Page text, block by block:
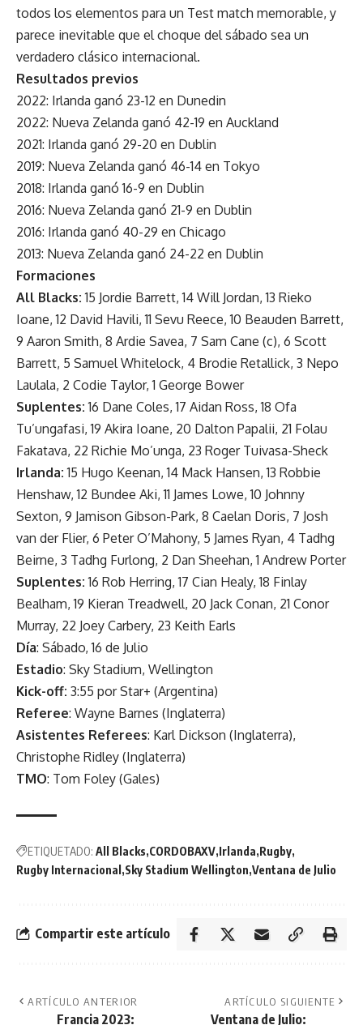
todos los elementos para un Test match memorable, y
parece inevitable que el choque del sábado sea un
verdadero clásico internacional.
Resultados previos
2022: Irlanda ganó 23-12 en Dunedin
2022: Nueva Zelanda ganó 42-19 en Auckland
2021: Irlanda ganó 29-20 en Dublin
2019: Nueva Zelanda ganó 46-14 en Tokyo
2018: Irlanda ganó 16-9 en Dublin
2016: Nueva Zelanda ganó 21-9 en Dublin
2016: Irlanda ganó 40-29 en Chicago
2013: Nueva Zelanda ganó 24-22 en Dublin
Formaciones
All Blacks: 15 Jordie Barrett, 14 Will Jordan, 13 Rieko
Ioane, 12 David Havili, 11 Sevu Reece, 10 Beauden Barrett,
9 Aaron Smith, 8 Ardie Savea, 7 Sam Cane (c), 6 Scott
Barrett, 5 Samuel Whitelock, 4 Brodie Retallick, 3 Nepo
Laulala, 2 Codie Taylor, 1 George Bower
Suplentes: 16 Dane Coles, 17 Aidan Ross, 18 Ofa
Tu’ungafasi, 19 Akira Ioane, 20 Dalton Papalii, 21 Folau
Fakatava, 22 Richie Mo’unga, 23 Roger Tuivasa-Sheck
Irlanda: 15 Hugo Keenan, 14 Mack Hansen, 13 Robbie
Henshaw, 12 Bundee Aki, 11 James Lowe, 10 Johnny
Sexton, 9 Jamison Gibson-Park, 8 Caelan Doris, 7 Josh
van der Flier, 6 Peter O’Mahony, 5 James Ryan, 4 Tadhg
Beirne, 3 Tadhg Furlong, 2 Dan Sheehan, 1 Andrew Porter
Suplentes: 16 Rob Herring, 17 Cian Healy, 18 Finlay
Bealham, 19 Kieran Treadwell, 20 Jack Conan, 21 Conor
Murray, 22 Joey Carbery, 23 Keith Earls
Día: Sábado, 16 de Julio
Estadio: Sky Stadium, Wellington
Kick-off: 3:55 por Star+ (Argentina)
Referee: Wayne Barnes (Inglaterra)
Asistentes Referees: Karl Dickson (Inglaterra),
Christophe Ridley (Inglaterra)
TMO: Tom Foley (Gales)
ETIQUETADO: All Blacks CORDOBAXV Irlanda Rugby
Rugby Internacional Sky Stadium Wellington Ventana de Julio
Compartir este artículo
ARTÍCULO ANTERIOR
Francia 2023:
ARTÍCULO SIGUIENTE
Ventana de Julio: